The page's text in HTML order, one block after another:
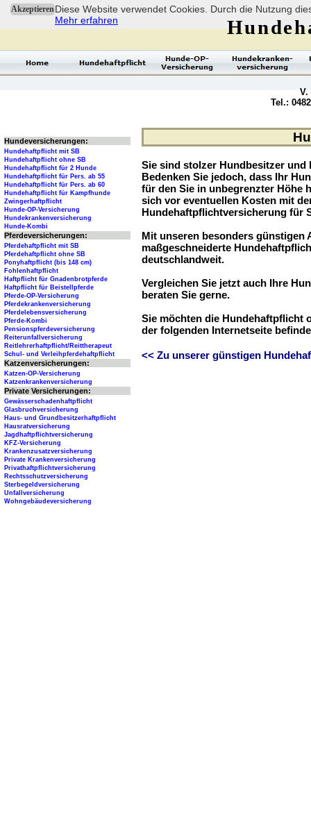
AkzeptierenDiese Website verwendet Cookies. Durch die Nutzung
Mehr erfahren
Sie sind stolzer Hundbesitzer und
Bedenken Sie jedoch, dass Ihr
für den Sie in unbegrenzter Höhe
sich vor eventuellen Kosten mit
Hundehaftpflichtversicherung für
Mit unseren besonders günstigen
maßgeschneiderte
deutschlandweit.
Vergleichen Sie jetzt auch Ihre
beraten Sie gerne.
Sie möchten die Hundehaftpflicht
der folgenden Internetseite
<< Zu unserer günstigen
V.
Tel.:
Hundeversicherungen:
Hundehaftpflicht mit SB
Hundehaftpflicht ohne SB
Hundehaftpflicht für 2 Hunde
Hundehaftpflicht für Pers. ab 55
Hundehaftpflicht für Pers. ab 60
Hundehaftpflicht für Kampfhunde
Zwingerhaftpflicht
Hunde-OP-Versicherung
Hundekrankenversicherung
Hunde-Kombi
Pferdeversicherungen:
Pferdehaftpflicht mit SB
Pferdehaftpflicht ohne SB
Ponyhaftpflicht (bis 148 cm)
Fohlenhaftpflicht
Haftpflicht für Gnadenbrotpferde
Haftpflicht für Beistellpferde
Pferde-OP-Versicherung
Pferdekrankenversicherung
Pferdelebensversicherung
Pferde-Kombi
Pensionspferdeversicherung
Reiterunfallversicherung
Reitlehrerhaftpflicht/Reittherapeut
Schul- und Verleihpferdehaftpflicht
Katzenversicherungen:
Katzen-OP-Versicherung
Katzenkrankenversicherung
Private Versicherungen:
Gewässerschadenhaftpflicht
Glasbruchversicherung
Haus- und Grundbesitzerhaftpflicht
Hausratversicherung
Jagdhaftpflichtversicherung
KFZ-Versicherung
Krankenzusatzversicherung
Private Krankenversicherung
Privathaftpflichtversicherung
Rechtsschutzversicherung
Sterbegeldversicherung
Unfallversicherung
Wohngebäudeversicherung